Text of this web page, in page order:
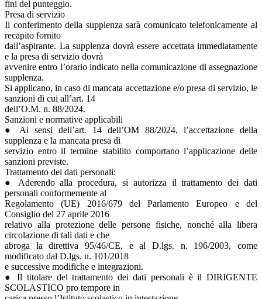
fini del punteggio.
Presa di servizio
Il conferimento della supplenza sarà comunicato telefonicamente al
recapito fornito
dall’aspirante. La supplenza dovrà essere accettata immediatamente
e la presa di servizio dovrà
avvenire entro l’orario indicato nella comunicazione di assegnazione
supplenza.
Si applicano, in caso di mancata accettazione e/o presa di servizio, le
sanzioni di cui all’art. 14
dell’O.M. n. 88/2024.
Sanzioni e normative applicabili
● Ai sensi dell’art. 14 dell’OM 88/2024, l’accettazione della
supplenza e la mancata presa di
servizio entro il termine stabilito comportano l’applicazione delle
sanzioni previste.
Trattamento dei dati personali:
● Aderendo alla procedura, si autorizza il trattamento dei dati
personali conformemente al
Regolamento (UE) 2016/679 del Parlamento Europeo e del
Consiglio del 27 aprile 2016
relativo alla protezione delle persone fisiche, nonché alla libera
circolazione di tali dati e che
abroga la direttiva 95/46/CE, e al D.lgs. n. 196/2003, come
modificato dal D.lgs. n. 101/2018
e successive modifiche e integrazioni.
● Il titolare del trattamento dei dati personali è il DIRIGENTE
SCOLASTICO pro tempore in